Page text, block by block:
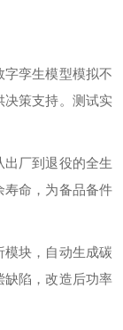
孪生模型模拟不
策支持。 测试实
出厂到退役的全生
寿命，为备品备件
块，自动生成碳
缺陷，改造后功率